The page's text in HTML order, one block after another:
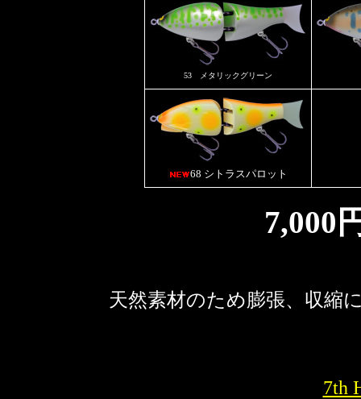
53 メタリックグリーン
68 シトラスパロット
7,000
天然素材のため膨張、収縮
7th